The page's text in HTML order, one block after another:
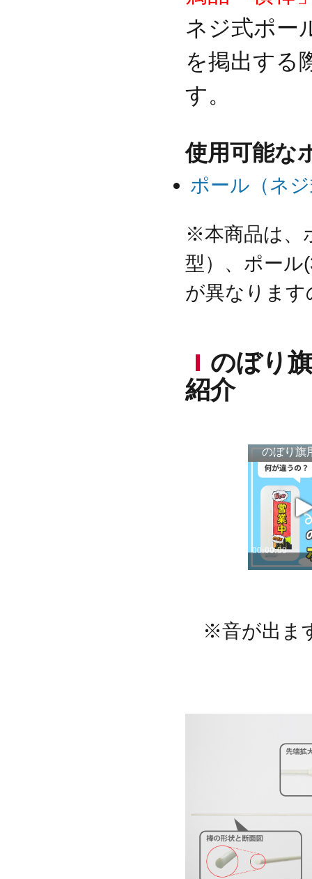
ネジ式ポー
を掲出する
す。
使用可能な
ポール（ネ
※本商品は、
型）、ポール
が異なりま
のぼり
紹介
※音が出ま